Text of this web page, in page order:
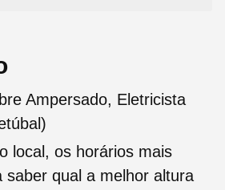
Ampersado, Eletricista
local, os horários mais
saber qual a melhor altura